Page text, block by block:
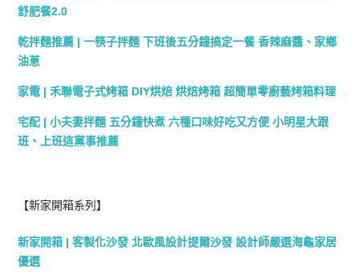
舒肥餐2.0
乾拌麵推薦 | 一筷子拌麵 下班後五分鐘搞定一餐 香辣麻醬、家鄉
油蔥
家電 | 禾聯電子式烤箱 DIY烘焙 烘焙烤箱 超簡單零廚藝烤箱料理
宅配 | 小夫妻拌麵 五分鐘快煮 六種口味好吃又方便 小明星大跟
班、上班這黨事推薦
【新家開箱系列】
新家開箱 | 客製化沙發 北歐風設計提爾沙發 設計師嚴選海龜家居
優選